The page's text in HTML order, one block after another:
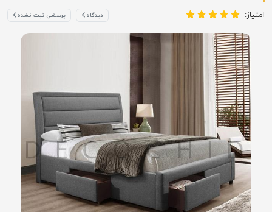
امتیاز: دیدگاه پرسشی ثبت نشده